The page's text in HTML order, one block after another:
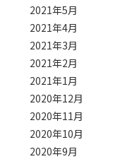
2021年5月
2021年4月
2021年3月
2021年2月
2021年1月
2020年12月
2020年11月
2020年10月
2020年9月